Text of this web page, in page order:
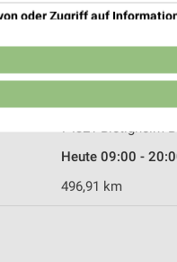
Heute 09:00 -
Ernsting's family
Talstraße 4
74321 Bietigheim-
Heute 09:00 -
496,91 km
oder Zugriff auf
reduzierter Daten zur
Profilen für personalisierte
Profilen zur